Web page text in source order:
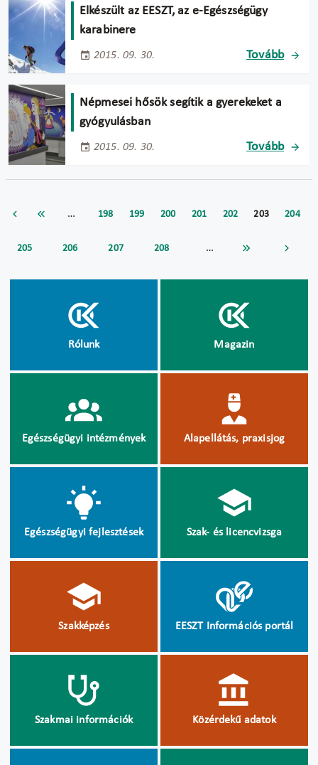
Elkészült az EESZT, az e-Egészségügy
karabinere
2015. 09. 30. Tovább
Népmesei hősök segítik a gyerekeket a
gyógyulásban
2015. 09. 30. Tovább
… 198 199 200 201 202 203 204
205 206 207 208 …
Rólunk Magazin
Egészségügyi intézmények Alapellátás, praxisjog
Egészségügyi fejlesztések Szak- és licencvizsga
Szakképzés EESZT Információs portál
Szakmai információk Közérdekű adatok